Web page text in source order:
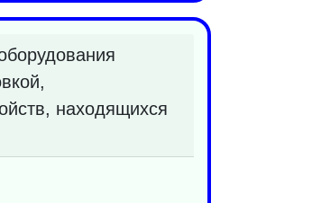
находящихся